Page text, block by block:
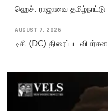
ஹெச். ராஜாவை தமிழ்நாட்டு
AUGUST 7, 2026
டிசி (DC) திரைப்பட